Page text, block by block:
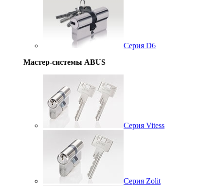
Серия D6
Мастер-системы ABUS
Серия Vitess
Серия Zolit